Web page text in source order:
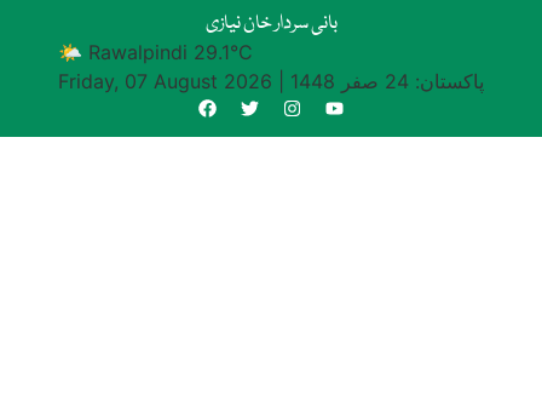
بانی سردار خان نیازی
🌤 Rawalpindi 29.1°C
Friday, 07 August 2026
پاکستان: 24 صفر 1448